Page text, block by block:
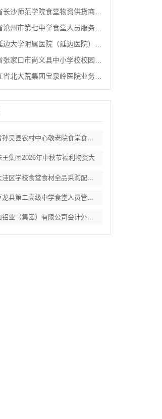
沙师范学院食堂物资供货商采购项目
州市第七中学食堂人员服务项目招标
大学附属医院（延边医院）中药配方
家口市尚义县中小学校校园餐食材集
北大荒集团宝泉岭医院业务应用系统
黑龙江省孙吴县农村中心敬老院食堂食材采购
王集团2026年中秋节福利物资大
河北省卢龙县第二高级中学食堂人员管理服务
辽宁连山铝业（集团）有限公司会计外包服务